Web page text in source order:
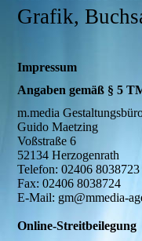
Grafik,
Impressum
Angaben gemäß § 5
m.media
Guido Maetzing
Voßstraße 6
52134 Herzogenrath
Telefon: 02406 8038723
Fax: 02406 8038724
E-Mail: gm@mmedia-
Online-Streitbeilegung